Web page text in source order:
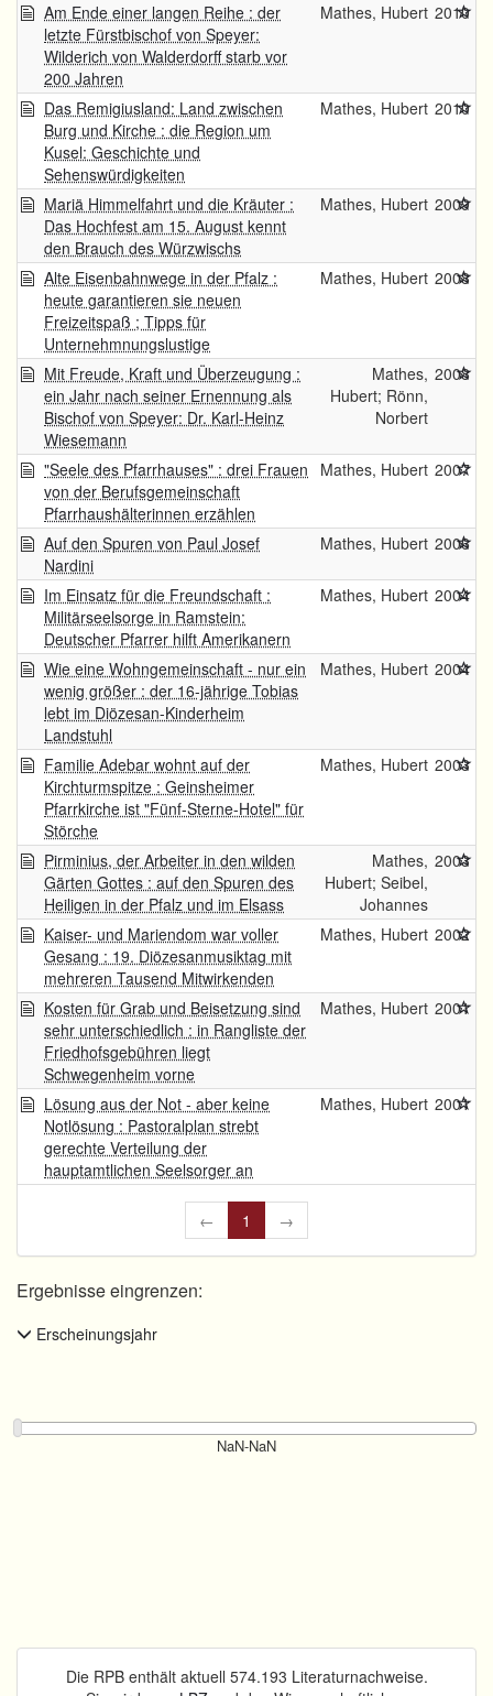
Am Ende einer langen Reihe : der
letzte Fürstbischof von Speyer:
Wilderich von Walderdorff starb vor
200 Jahren
Mathes, Hubert 2010
Das Remigiusland: Land zwischen
Burg und Kirche : die Region um
Kusel: Geschichte und
Sehenswürdigkeiten
Mathes, Hubert 2010
Mariä Himmelfahrt und die Kräuter :
Das Hochfest am 15. August kennt
den Brauch des Würzwischs
Mathes, Hubert 2009
Alte Eisenbahnwege in der Pfalz :
heute garantieren sie neuen
Freizeitspaß ; Tipps für
Unternehmnungslustige
Mathes, Hubert 2008
Mit Freude, Kraft und Überzeugung :
ein Jahr nach seiner Ernennung als
Bischof von Speyer: Dr. Karl-Heinz
Wiesemann
Mathes,
Hubert; Rönn,
Norbert
2008
"Seele des Pfarrhauses" : drei Frauen
von der Berufsgemeinschaft
Pfarrhaushälterinnen erzählen
Mathes, Hubert 2007
Auf den Spuren von Paul Josef
Nardini
Mathes, Hubert 2006
Im Einsatz für die Freundschaft :
Militärseelsorge in Ramstein:
Deutscher Pfarrer hilft Amerikanern
Mathes, Hubert 2004
Wie eine Wohngemeinschaft - nur ein
wenig größer : der 16-jährige Tobias
lebt im Diözesan-Kinderheim
Landstuhl
Mathes, Hubert 2004
Familie Adebar wohnt auf der
Kirchturmspitze : Geinsheimer
Pfarrkirche ist "Fünf-Sterne-Hotel" für
Störche
Mathes, Hubert 2003
Pirminius, der Arbeiter in den wilden
Gärten Gottes : auf den Spuren des
Heiligen in der Pfalz und im Elsass
Mathes,
Hubert; Seibel,
Johannes
2003
Kaiser- und Mariendom war voller
Gesang : 19. Diözesanmusiktag mit
mehreren Tausend Mitwirkenden
Mathes, Hubert 2002
Kosten für Grab und Beisetzung sind
sehr unterschiedlich : in Rangliste der
Friedhofsgebühren liegt
Schwegenheim vorne
Mathes, Hubert 2001
Lösung aus der Not - aber keine
Notlösung : Pastoralplan strebt
gerechte Verteilung der
hauptamtlichen Seelsorger an
Mathes, Hubert 2001
← 1 →
Ergebnisse eingrenzen:
Erscheinungsjahr
Die RPB enthält aktuell 574.193 Literaturnachweise.